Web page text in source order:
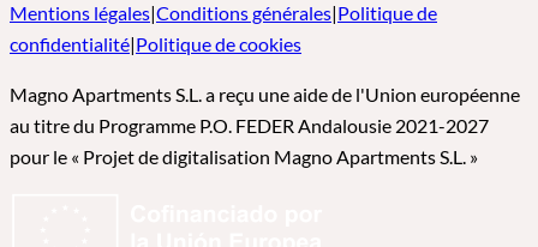
Mentions légales|Conditions générales|Politique de
confidentialité|Politique de cookies
Magno Apartments S.L. a reçu une aide de l'Union européenne
au titre du Programme P.O. FEDER Andalousie 2021-2027
pour le « Projet de digitalisation Magno Apartments S.L. »